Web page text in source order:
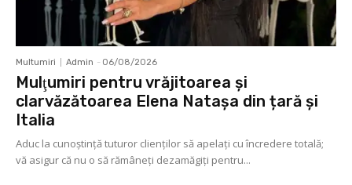
Multumiri Admin - 06/08/2026
Mulţumiri pentru vrăjitoarea și
clarvăzătoarea Elena Natașa din țară și
Italia
Aduc la cunoştinţă tuturor clienţilor să apelaţi cu încredere totală;
vă asigur că nu o să rămâneţi dezamăgiţi pentru...